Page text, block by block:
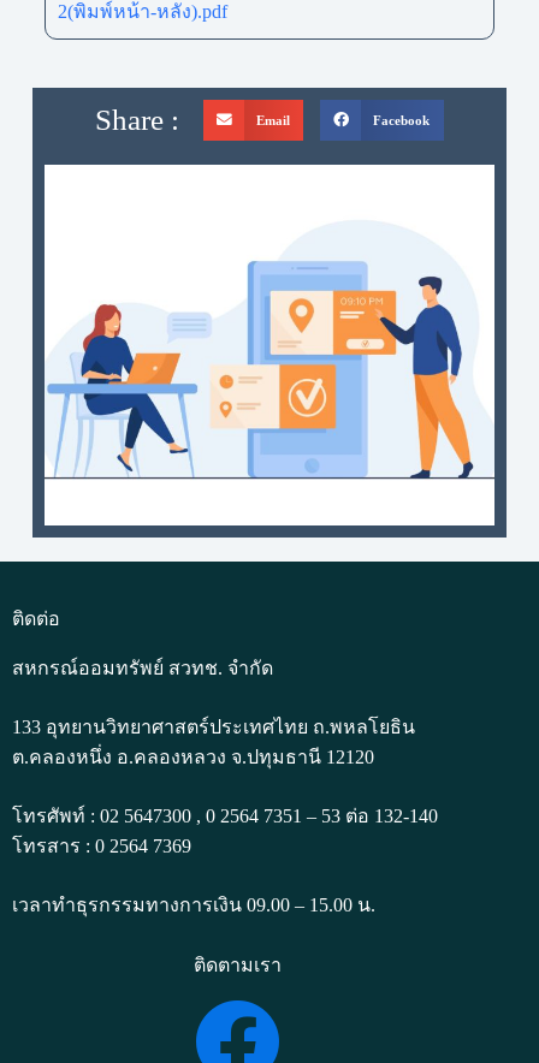
2(พิมพ์หน้า-หลัง).pdf
Share : Email Facebook
ติดต่อ
สหกรณ์ออมทรัพย์ สวทช. จำกัด
133 อุทยานวิทยาศาสตร์ประเทศไทย ถ.พหลโยธิน
ต.คลองหนึ่ง อ.คลองหลวง จ.ปทุมธานี 12120
โทรศัพท์ : 02 5647300 , 0 2564 7351 – 53 ต่อ 132-140
โทรสาร : 0 2564 7369
เวลาทำธุรกรรมทางการเงิน 09.00 – 15.00 น.
ติดตามเรา